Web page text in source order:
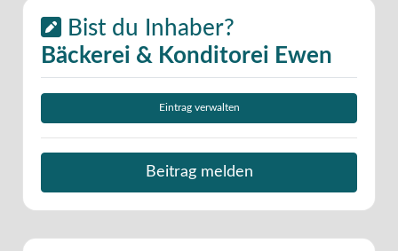
Bist du Inhaber?
Bäckerei & Konditorei Ewen
Eintrag verwalten
Beitrag melden